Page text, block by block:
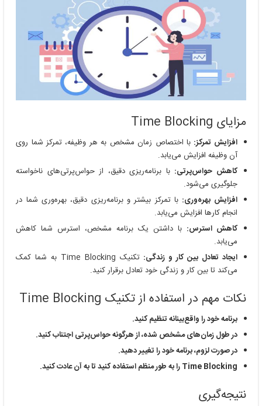
مزایای Time Blocking
افزایش تمرکز: با اختصاص زمان مشخص به هر وظیفه، تمرکز شما روی
آن وظیفه افزایش می‌یابد.
کاهش حواس‌پرتی: با برنامه‌ریزی دقیق، از حواس‌پرتی‌های ناخواسته
جلوگیری می‌شود.
افزایش بهره‌وری: با تمرکز بیشتر و برنامه‌ریزی دقیق، بهره‌وری شما در
انجام کارها افزایش می‌یابد.
کاهش استرس: با داشتن یک برنامه مشخص، استرس شما کاهش
می‌یابد.
ایجاد تعادل بین کار و زندگی:
تکنیک Time Blocking به شما کمک
می‌کند تا بین کار و زندگی خود تعادل برقرار کنید.
نکات مهم در استفاده از تکنیک Time Blocking
برنامه خود را واقع‌بینانه تنظیم کنید.
در طول زمان‌های مشخص شده، از هرگونه حواس‌پرتی اجتناب کنید.
در صورت لزوم، برنامه خود را تغییر دهید.
Time Blocking را به طور منظم استفاده کنید تا به آن عادت کنید.
نتیجه‌گیری